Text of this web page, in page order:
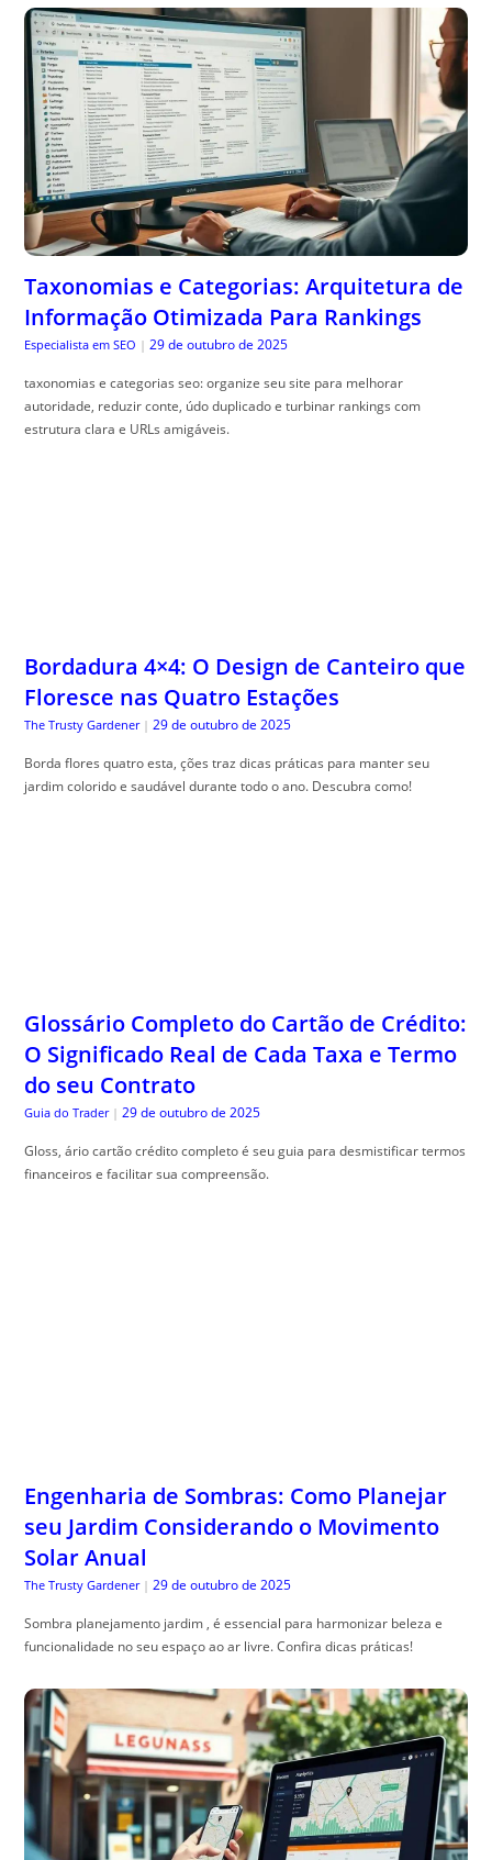
Taxonomias e Categorias: Arquitetura de
Informação Otimizada Para Rankings
Especialista em SEO | 29 de outubro de 2025
taxonomias e categorias seo: organize seu site para melhorar
autoridade, reduzir conte, údo duplicado e turbinar rankings com
estrutura clara e URLs amigáveis.
Bordadura 4×4: O Design de Canteiro que
Floresce nas Quatro Estações
The Trusty Gardener | 29 de outubro de 2025
Borda flores quatro esta, ções traz dicas práticas para manter seu
jardim colorido e saudável durante todo o ano. Descubra como!
Glossário Completo do Cartão de Crédito:
O Significado Real de Cada Taxa e Termo
do seu Contrato
Guia do Trader | 29 de outubro de 2025
Gloss, ário cartão crédito completo é seu guia para desmistificar termos
financeiros e facilitar sua compreensão.
Engenharia de Sombras: Como Planejar
seu Jardim Considerando o Movimento
Solar Anual
The Trusty Gardener | 29 de outubro de 2025
Sombra planejamento jardim , é essencial para harmonizar beleza e
funcionalidade no seu espaço ao ar livre. Confira dicas práticas!